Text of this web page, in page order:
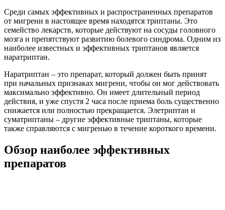
Среди самых эффективных и распространенных препаратов
от мигрени в настоящее время находятся триптаны. Это
семейство лекарств, которые действуют на сосуды головного
мозга и препятствуют развитию болевого синдрома. Одним из
наиболее известных и эффективных триптанов является
наратриптан.
Наратриптан – это препарат, который должен быть принят
при начальных признаках мигрени, чтобы он мог действовать
максимально эффективно. Он имеет длительный период
действия, и уже спустя 2 часа после приема боль существенно
снижается или полностью прекращается. Элетриптан и
суматриптаны – другие эффективные триптаны, которые
также справляются с мигренью в течение короткого времени.
Обзор наиболее эффективных
препаратов